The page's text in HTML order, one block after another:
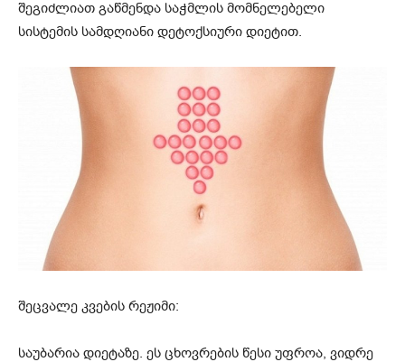
შეგიძლიათ გაწმენდა საჭმლის მომნელებელი
სისტემის სამდღიანი დეტოქსიური დიეტით.
შეცვალე კვების რეჟიმი:
საუბარია დიეტაზე. ეს ცხოვრების წესი უფროა, ვიდრე